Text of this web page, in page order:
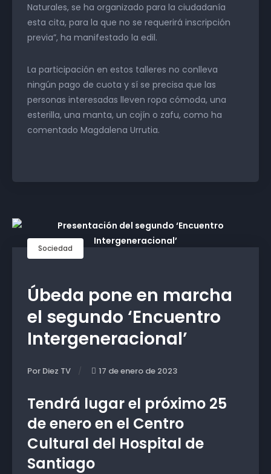
Naturales, se ha organizado para la ciudadanía
esta cita, para la que no se requerirá inscripción
previa”, ha manifestado la edil.
La participación en estos talleres no conlleva
ningún pago de cuota y sí se precisa que las
personas interesadas lleven ropa cómoda, una
esterilla, una manta, un cojín o zafu, como ha
comentado Magdalena Urrutia.
Sociedad
Úbeda pone en marcha
el segundo ‘Encuentro
Intergeneracional’
Por Diez TV 17 de enero de 2023
Tendrá lugar el próximo 25
de enero en el Centro
Cultural del Hospital de
Santiago